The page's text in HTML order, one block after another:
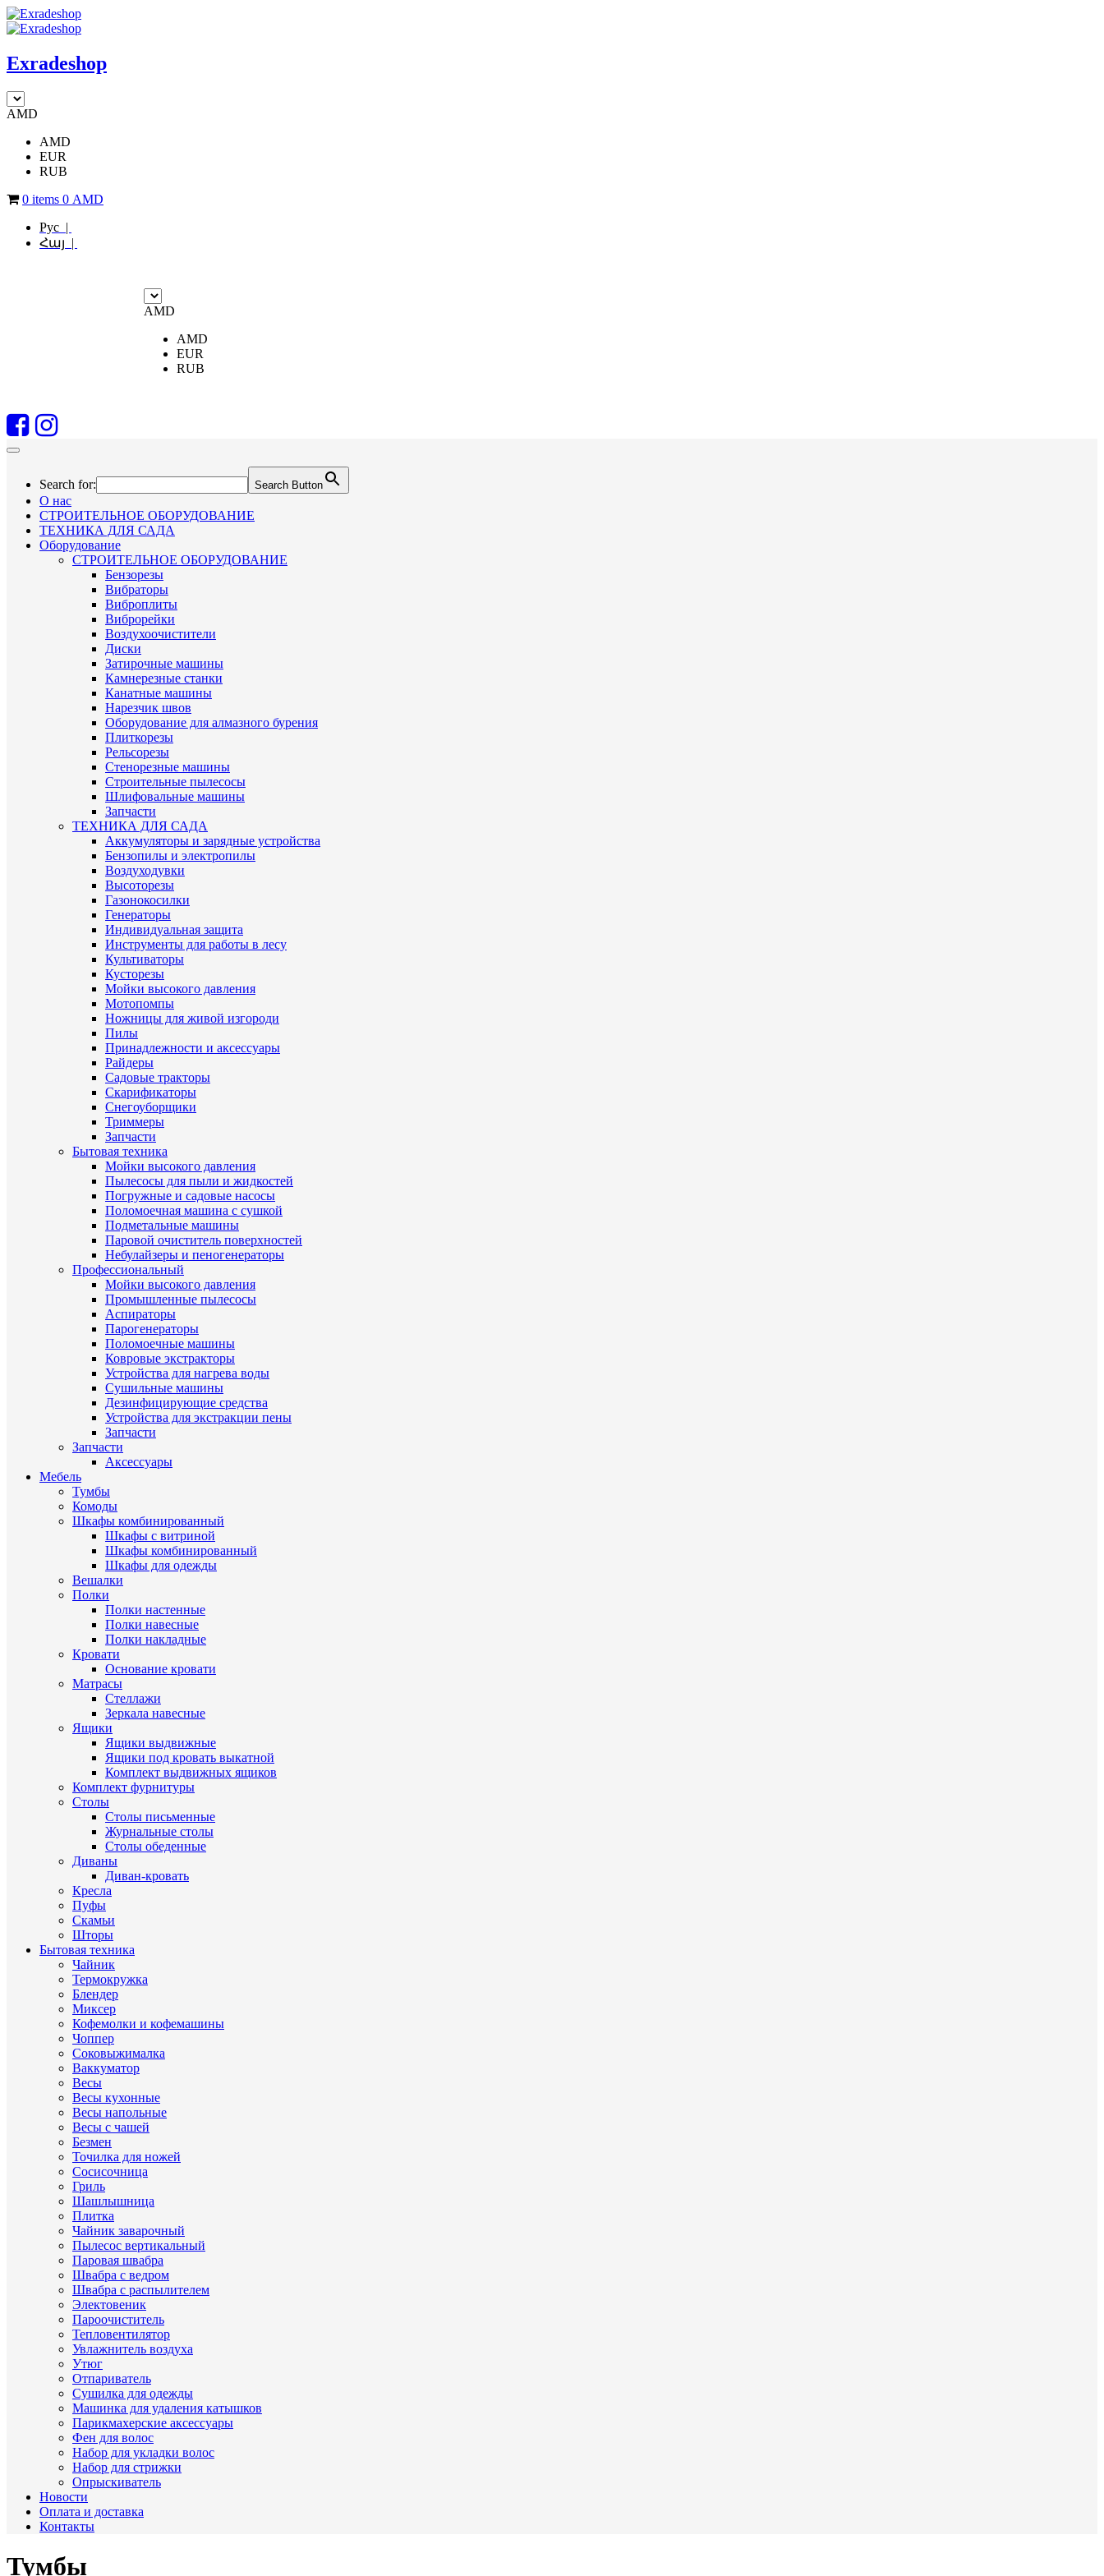
Exradeshop
AMD
AMD
EUR
RUB
0 items 0 AMD
Рус |
Հայ |
AMD
AMD
EUR
RUB
Search for: Search Button
О нас
СТРОИТЕЛЬНОЕ ОБОРУДОВАНИЕ
ТЕХНИКА ДЛЯ САДА
Оборудование
СТРОИТЕЛЬНОЕ ОБОРУДОВАНИЕ
Бензорезы
Вибраторы
Виброплиты
Виброрейки
Воздухоочистители
Диски
Затирочные машины
Камнерезные станки
Канатные машины
Нарезчик швов
Оборудование для алмазного бурения
Плиткорезы
Рельсорезы
Стенорезные машины
Строительные пылесосы
Шлифовальные машины
Запчасти
ТЕХНИКА ДЛЯ САДА
Аккумуляторы и зарядные устройства
Бензопилы и электропилы
Воздуходувки
Высоторезы
Газонокосилки
Генераторы
Индивидуальная защита
Инструменты для работы в лесу
Культиваторы
Кусторезы
Мойки высокого давления
Мотопомпы
Ножницы для живой изгороди
Пилы
Принадлежности и аксессуары
Райдеры
Садовые тракторы
Скарификаторы
Снегоуборщики
Триммеры
Запчасти
Бытовая техника
Мойки высокого давления
Пылесосы для пыли и жидкостей
Погружные и садовые насосы
Поломоечная машина с сушкой
Подметальные машины
Паровой очиститель поверхностей
Небулайзеры и пеногенераторы
Профессиональный
Мойки высокого давления
Промышленные пылесосы
Аспираторы
Парогенераторы
Поломоечные машины
Ковровые экстракторы
Устройства для нагрева воды
Сушильные машины
Дезинфицирующие средства
Устройства для экстракции пены
Запчасти
Запчасти
Аксессуары
Мебель
Тумбы
Комоды
Шкафы комбинированный
Шкафы с витриной
Шкафы комбинированный
Шкафы для одежды
Вешалки
Полки
Полки настенные
Полки навесные
Полки накладные
Кровати
Основание кровати
Матрасы
Стеллажи
Зеркала навесные
Ящики
Ящики выдвижные
Ящики под кровать выкатной
Комплект выдвижных ящиков
Комплект фурнитуры
Столы
Столы письменные
Журнальные cтолы
Столы обеденные
Диваны
Диван-кровать
Кресла
Пуфы
Скамьи
Шторы
Бытовая техника
Чайник
Термокружка
Блендер
Миксер
Кофемолки и кофемашины
Чоппер
Соковыжималка
Ваккуматор
Весы
Весы кухонные
Весы напольные
Весы с чашей
Безмен
Точилка для ножей
Сосисочница
Гриль
Шашлышница
Плитка
Чайник заварочный
Пылесос вертикальный
Паровая швабра
Швабра с ведром
Швабра с распылителем
Электовеник
Пароочиститель
Тепловентилятор
Увлажнитель воздуха
Утюг
Отпариватель
Сушилка для одежды
Машинка для удаления катышков
Парикмахерские аксессуары
Фен для волос
Набор для укладки волос
Набор для стрижки
Опрыскиватель
Новости
Оплата и доставка
Контакты
Тумбы